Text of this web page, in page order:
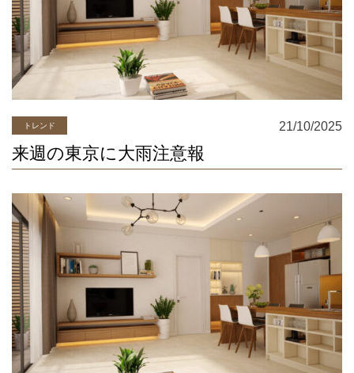
トレンド
来週の東京に大雨注意報
21/10/2025